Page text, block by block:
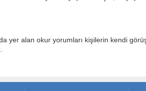
yer alan okur yorumları kişilerin kendi